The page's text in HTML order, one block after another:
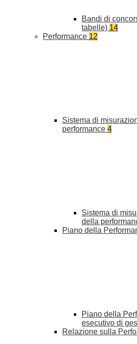
Bandi di
tabelle) 14
Performance 12
Sistema di
performance 4
Sistema di
della
Piano della
Piano della
esecutivo di
Relazione sulla